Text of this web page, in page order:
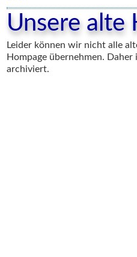
Unsere alte
Leider können wir nicht alle
Hompage übernehmen.
archiviert.